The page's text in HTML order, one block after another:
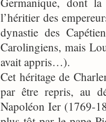
l’héritier des
dynastie des
Carolingiens, mais
avait appris…).
Cet héritage de
par être repris, au
Napoléon Ier (1769-